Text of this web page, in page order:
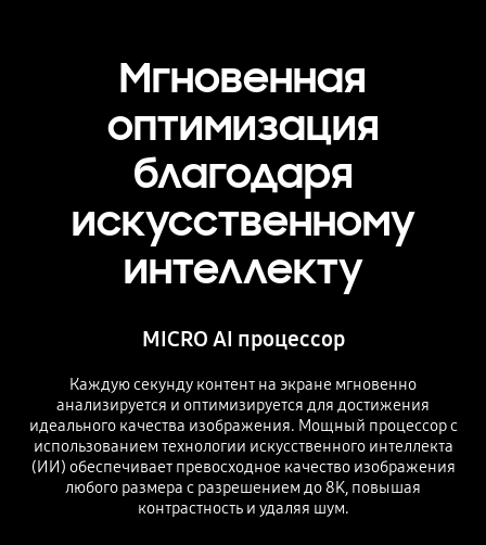
Мгновенная
оптимизация
благодаря
искусственному
интеллекту
MICRO AI процессор
Каждую секунду контент на экране мгновенно
анализируется и оптимизируется для достижения
идеального качества изображения. Мощный процессор с
использованием технологии искусственного интеллекта
(ИИ) обеспечивает превосходное качество изображения
любого размера с разрешением до 8K, повышая
контрастность и удаляя шум.